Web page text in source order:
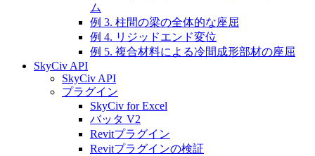
ム
例 3. 柱間の梁の全体的な座屈
例 4. リジッドエンド変位
例 5. 複合材料による冷間成形部材の座屈
SkyCiv API
SkyCiv API
プラグイン
SkyCiv for Excel
バッタ V2
Revitプラグイン
Revitプラグインの検証